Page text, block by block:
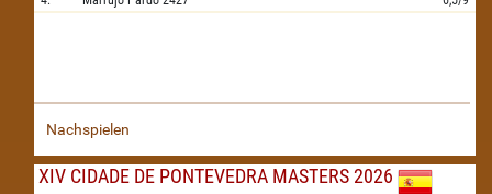
Nachspielen
XIV CIDADE DE PONTEVEDRA MASTERS 2026